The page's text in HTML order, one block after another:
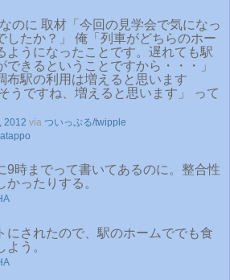
のに 取材「今回の見学会で気になっ
したか？」 俺「列車がどちらのホー
ようになったことです。遅れても駅
できるということですから・・・」
布駅の利用は増えると思います
うですね、増えると思います」 って
2012 via ついっぷる/twipple
9時までって書いてあるのに。整合性
かったりする。
にされたので、駅のホームででも食
う。